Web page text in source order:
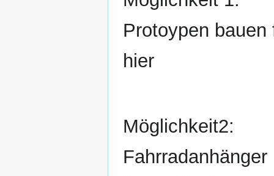
Protoypen
hier
Möglichkeit2: